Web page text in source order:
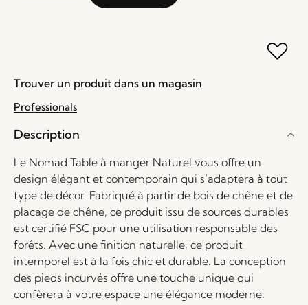
Trouver un produit dans un magasin
Professionals
Description
Le Nomad Table à manger Naturel vous offre un
design élégant et contemporain qui s’adaptera à tout
type de décor. Fabriqué à partir de bois de chêne et de
placage de chêne, ce produit issu de sources durables
est certifié FSC pour une utilisation responsable des
forêts. Avec une finition naturelle, ce produit
intemporel est à la fois chic et durable. La conception
des pieds incurvés offre une touche unique qui
confèrera à votre espace une élégance moderne.